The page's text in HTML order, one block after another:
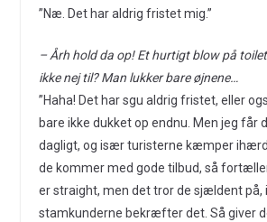
”Næ. Det har aldrig fristet mig.”
– Årh hold da op! Et hurtigt blow på
ikke nej til? Man lukker bare øjnene…
”Haha! Det har sgu aldrig fristet, eller
bare ikke dukket op endnu. Men jeg får
dagligt, og især turisterne kæmper
de kommer med gode tilbud, så
er straight, men det tror de sjældent på,
stamkunderne bekræfter det. Så giver